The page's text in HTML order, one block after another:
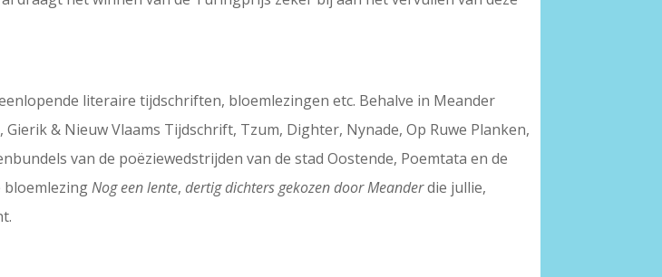
literaire tijdschriften, bloemlezingen etc. Behalve in Meander
& Nieuw Vlaams Tijdschrift, Tzum, Dighter, Nynade, Op Ruwe Planken,
van de poëziewedstrijden van de stad Oostende, Poemtata en de
bloemlezingNog een lente,dertig dichters gekozen door Meanderdie jullie,